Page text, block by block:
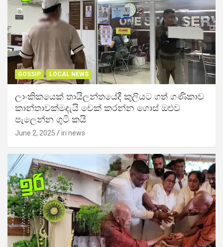
GOSSIP LOCAL NEWS
ලාංකිකයෙක් තායිලන්තයේදී කුලියට ගත් ගණිකාව
කාන්තාවක්මදැයි චෙක් කරන්න ගොස් ඔළුව
පැලෙන්න ගුටි කයි
June 2, 2025 iri news